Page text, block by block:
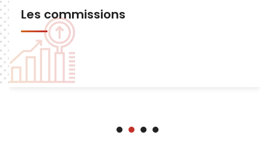
Les commissions